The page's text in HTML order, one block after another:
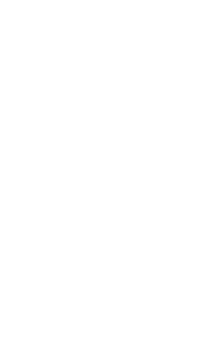
place
de s’y retrouver
intense. Cela est
avec le « droit à la
terriens
naturels.
un catalogue